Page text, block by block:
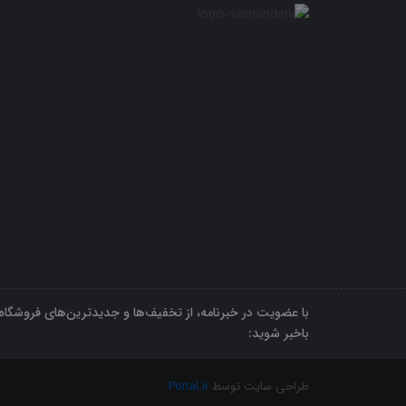
با عضویت در خبرنامه، از تخفیف‌ها و جدیدترین‌های فروشگاه
باخبر شوید:
طراحی سایت توسط Portal.ir